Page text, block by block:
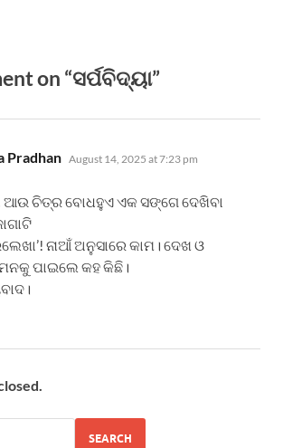
on “ସର୍ପବିଦ୍ୟା”
Pradhan says:
August 14, 2025 at 7:23 pm
ଆଉ ଚିତ୍ର ବୋଧହୁଏ ଏକ ସଙ୍ଗେ ଦେଖିବା
ନାଆଁ ଅନୁସାରେ କାମ। ଦେଖ ଓ
ପାଇଲେ କହ କିଛି।
SEARCH